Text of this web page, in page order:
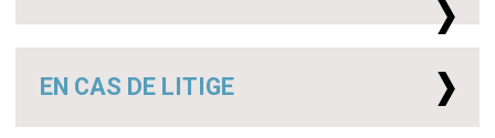
EN CAS DE LITIGE